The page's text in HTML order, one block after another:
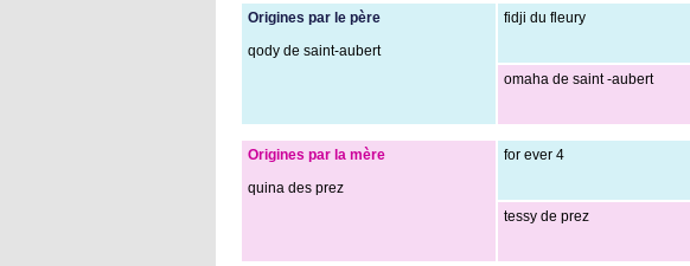
Origines par le père
qody de saint-aubert
fidji du fleury
omaha de saint -aubert
Origines par la mère
quina des prez
for ever 4
tessy de prez